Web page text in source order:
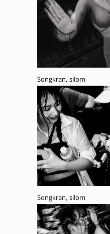
Songkran, silom
Songkran, silom